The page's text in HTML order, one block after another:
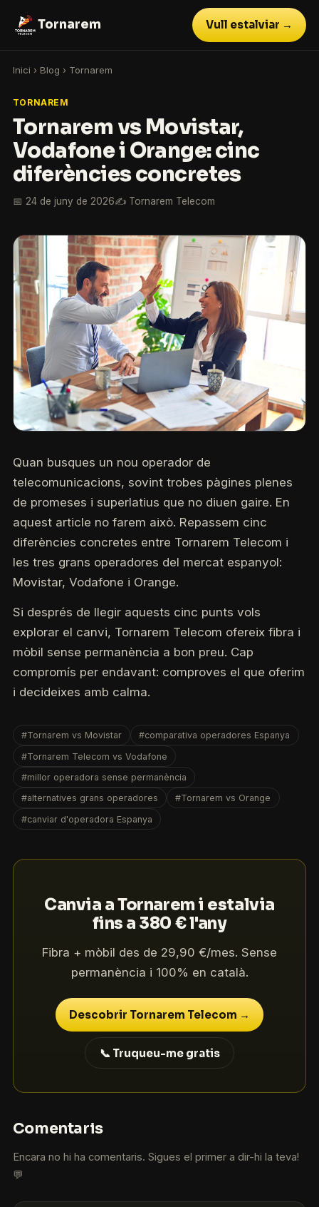
Tornarem Vull estalviar →
Inici › Blog › Tornarem
TORNAREM
Tornarem vs Movistar,
Vodafone i Orange: cinc
diferències concretes
📅 24 de juny de 2026✍️ Tornarem Telecom
Quan busques un nou operador de
telecomunicacions, sovint trobes pàgines plenes
de promeses i superlatius que no diuen gaire. En
aquest article no farem això. Repassem cinc
diferències concretes entre Tornarem Telecom i
les tres grans operadores del mercat espanyol:
Movistar, Vodafone i Orange.
Si després de llegir aquests cinc punts vols
explorar el canvi, Tornarem Telecom ofereix fibra i
mòbil sense permanència a bon preu. Cap
compromís per endavant: comproves el que oferim
i decideixes amb calma.
#Tornarem vs Movistar
#comparativa operadores Espanya
#Tornarem Telecom vs Vodafone
#millor operadora sense permanència
#alternatives grans operadores
#Tornarem vs Orange
#canviar d'operadora Espanya
Canvia a Tornarem i estalvia
fins a 380 € l'any
Fibra + mòbil des de 29,90 €/mes. Sense
permanència i 100% en català.
Descobrir Tornarem Telecom →
📞 Truqueu-me gratis
Comentaris
Encara no hi ha comentaris. Sigues el primer a dir-hi la teva!
💬